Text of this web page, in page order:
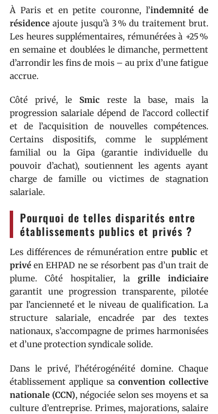
À Paris et en petite couronne, l’indemnité de
résidence ajoute jusqu’à 3 % du traitement brut.
Les heures supplémentaires, rémunérées à +25 %
en semaine et doublées le dimanche, permettent
d’arrondir les fins de mois – au prix d’une fatigue
accrue.
Côté privé, le Smic reste la base, mais la
progression salariale dépend de l’accord collectif
et de l’acquisition de nouvelles compétences.
Certains dispositifs, comme le supplément
familial ou la Gipa (garantie individuelle du
pouvoir d’achat), soutiennent les agents ayant
charge de famille ou victimes de stagnation
salariale.
Pourquoi de telles disparités entre
établissements publics et privés ?
Les différences de rémunération entrepublic et
privé en EHPAD ne se résorbent pas d’un trait de
plume. Côté hospitalier, la grille indiciaire
garantit une progression transparente, pilotée
par l’ancienneté et le niveau de qualification. La
structure salariale, encadrée par des textes
nationaux, s’accompagne de primes harmonisées
et d’une protection syndicale solide.
Dans le privé, l’hétérogénéité domine. Chaque
établissement applique sa convention collective
nationale (CCN), négociée selon ses moyens et sa
culture d’entreprise. Primes, majorations, salaire